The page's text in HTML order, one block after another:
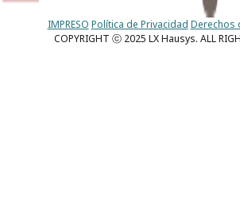
IMPRESO Política de Privacidad Derechos
COPYRIGHT ⓒ 2025 LX Hausys. ALL